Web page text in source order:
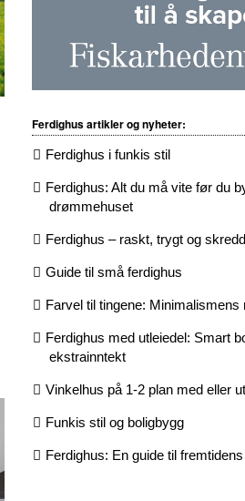
Ferdighus artikler og nyheter:
Ferdighus i funkis stil
Ferdighus: Alt du må vite før du
drømmehuset
Ferdighus – raskt, trygt og
Guide til små ferdighus
Farvel til tingene: Minimalismens
Ferdighus med utleiedel: Smart
ekstrainntekt
Vinkelhus på 1-2 plan med eller
Funkis stil og boligbygg
Ferdighus: En guide til